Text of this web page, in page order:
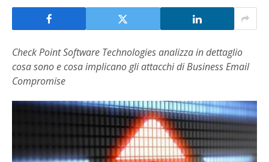
Check Point Software Technologies analizza in dettaglio
cosa sono e cosa implicano gli attacchi di Business Email
Compromise